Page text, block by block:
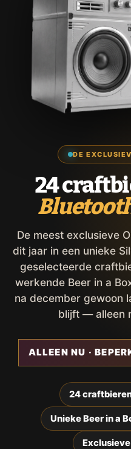
DE
24
De meest exclusieve
dit jaar in een unieke
geselecteerde
werkende Beer in a
na december gewoon
blijft — alleen
ALLEEN NU ·
24
Unieke Beer in a